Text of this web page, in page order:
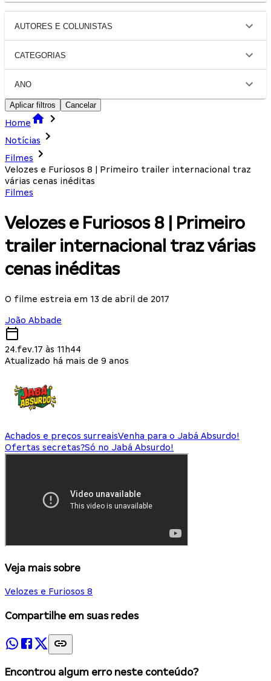
AUTORES E COLUNISTAS
CATEGORIAS
ANO
Aplicar filtros Cancelar
Home
Notícias
Filmes
Velozes e Furiosos 8 | Primeiro trailer internacional traz
várias cenas inéditas
Filmes
Velozes e Furiosos 8 | Primeiro
trailer internacional traz várias
cenas inéditas
O filme estreia em 13 de abril de 2017
João Abbade
24.fev.17 às 11h44
Atualizado há mais de 9 anos
Achados e preços surreaisVenha para o Jabá Absurdo!
Ofertas secretas?Só no Jabá Absurdo!
Veja mais sobre
Velozes e Furiosos 8
Compartilhe em suas redes
Encontrou algum erro neste conteúdo?